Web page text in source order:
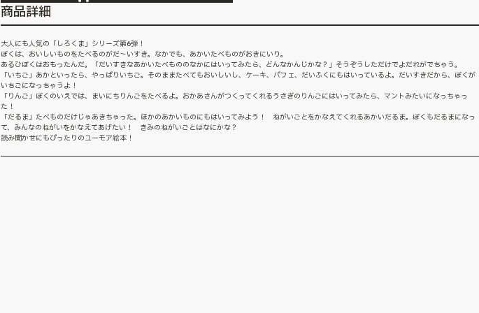
商品詳細
大人にも人気の「しろくま」シリーズ第6弾！
ぼくは、おいしいものをたべるのがだ～いすき。なかでも、あかいたべものがおきにいり。
あるひぼくはおもったんだ。「だいすきなあかいたべもののなかにはいってみたら、どんなかんじかな？」そうぞうしただけでよだれがでちゃう。
「いちご」あかといったら、やっぱりいちご。そのままたべてもおいしいし、ケーキ、パフェ、だいふくにもはいっているよ。だいすきだから、ぼくが
いちごになっちゃうよ！
「りんご」ぼくのいえでは、まいにちりんごをたべるよ。おかあさんがつくってくれるうさぎのりんごにはいってみたら、マントみたいになっちゃっ
た！
「だるま」たべものだけじゃあきちゃった。ほかのあかいものにもはいってみよう！ ねがいごとをかなえてくれるあかいだるま。ぼくもだるまになっ
て、みんなのねがいをかなえてあげたい！ きみのねがいごとはなにかな？
読み聞かせにもぴったりのユーモア絵本！